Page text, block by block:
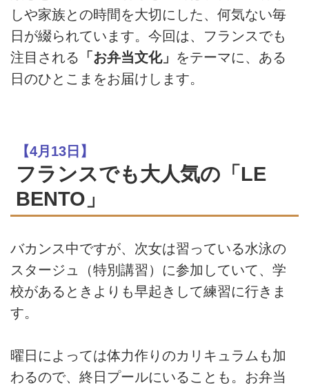
しや家族との時間を大切にした、何気ない毎
日が綴られています。今回は、フランスでも
注目される 「お弁当文化」 をテーマに、ある
日のひとこまをお届けします。
【4月13日】
フランスでも大人気の「LE
BENTO」
バカンス中ですが、次女は習っている水泳の
スタージュ（特別講習）に参加していて、学
校があるときよりも早起きして練習に行きま
す。
曜日によっては体力作りのカリキュラムも加
わるので、終日プールにいることも。お弁当